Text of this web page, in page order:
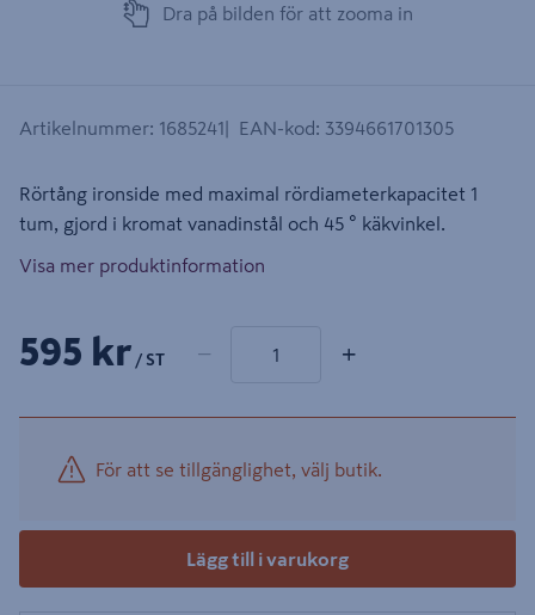
Dra på bilden för att zooma in
Artikelnummer: 1685241 EAN-kod: 3394661701305
Rörtång ironside med maximal rördiameterkapacitet 1
tum, gjord i kromat vanadinstål och 45 ° käkvinkel.
Visa mer produktinformation
595 kr / ST − +
För att se tillgänglighet, välj butik.
Lägg till i varukorg